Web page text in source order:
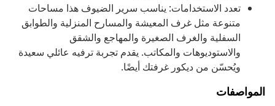
تعدد الاستخدامات: يناسب سرير الضيوف هذا مساحات
متنوعة مثل غرف المعيشة والمسارح المنزلية والطوابق
السفلية والغرف الصغيرة والمهاجع والشقق
والاستوديوهات والمكاتب. يقدم تجربة ترفيه عائلي سعيدة
ويُحسّن من ديكور غرفتك أيضًا.
المواصفات